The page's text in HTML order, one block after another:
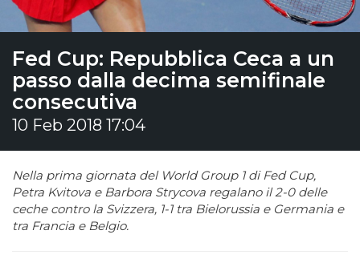
Fed Cup: Repubblica Ceca a un
passo dalla decima semifinale
consecutiva
10 Feb 2018 17:04
Nella prima giornata del World Group 1 di Fed Cup,
Petra Kvitova e Barbora Strycova regalano il 2-0 delle
ceche contro la Svizzera, 1-1 tra Bielorussia e Germania e
tra Francia e Belgio.